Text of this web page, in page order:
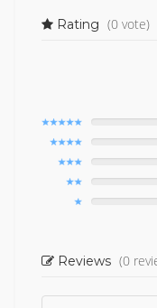
Rating (0 vote)
Reviews (0